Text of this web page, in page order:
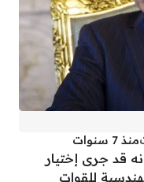
منذ 7 سنوات
قد جرى إختيار
للقوات